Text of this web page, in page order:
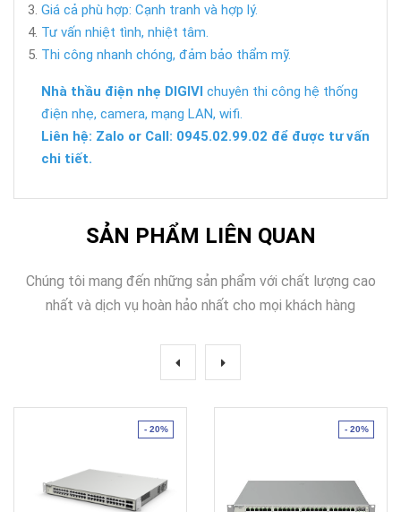
Giá cả phù hợp: Cạnh tranh và hợp lý.
Tư vấn nhiệt tình, nhiệt tâm.
Thi công nhanh chóng, đảm bảo thẩm mỹ.
Nhà thầu điện nhẹ DIGIVI chuyên thi công hệ thống
điện nhẹ, camera, mạng LAN, wifi.
Liên hệ: Zalo or Call: 0945.02.99.02 để được tư vấn
chi tiết.
SẢN PHẨM LIÊN QUAN
Chúng tôi mang đến những sản phẩm với chất lượng cao
nhất và dịch vụ hoàn hảo nhất cho mọi khách hàng
- 20% - 20%